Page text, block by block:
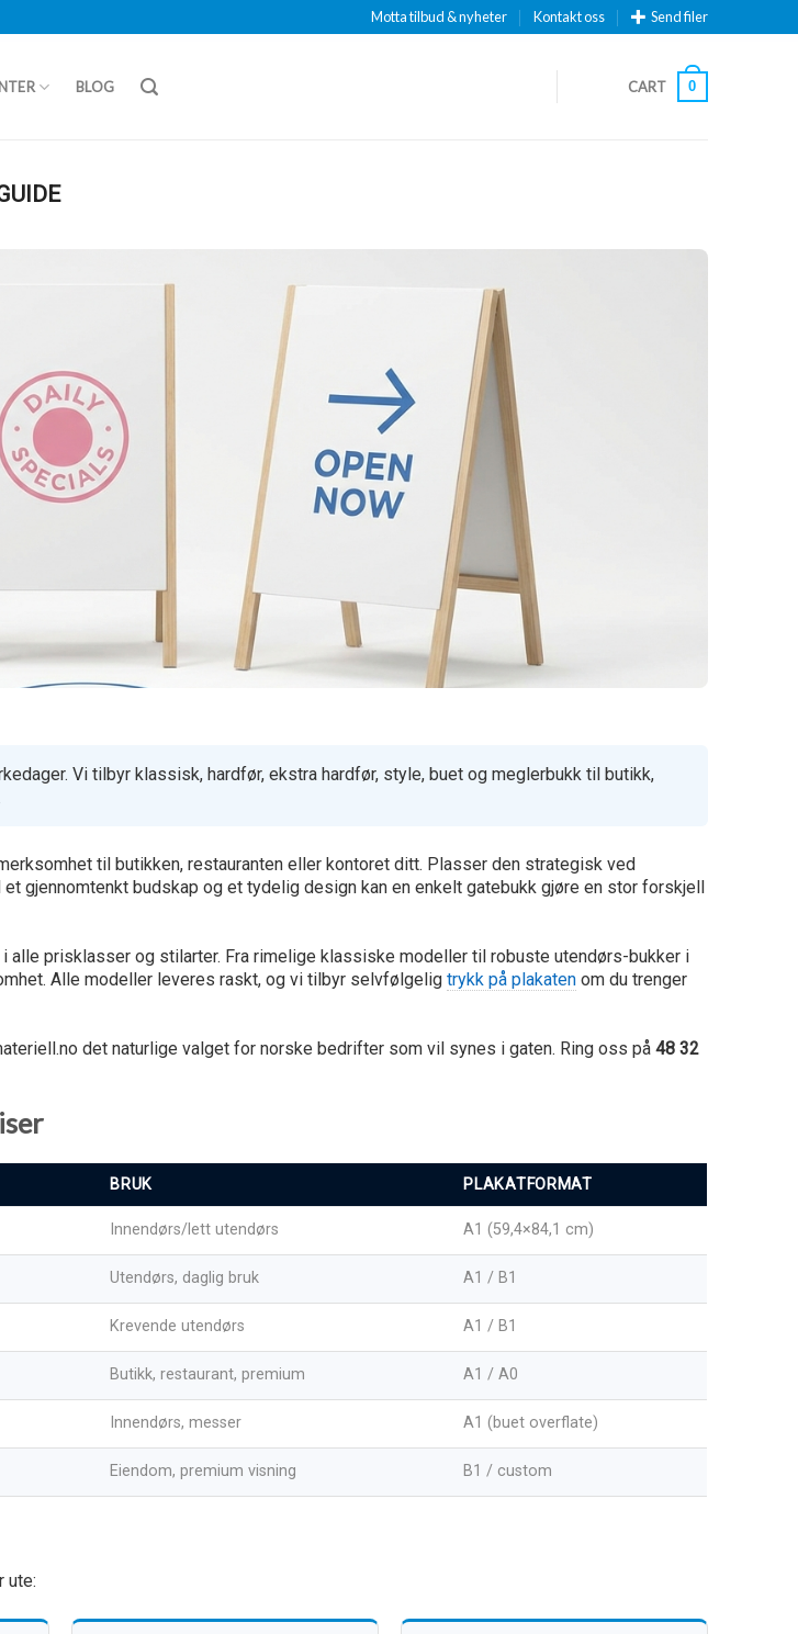
Motta tilbud & nyheter Kontakt oss Send filer
BLOG CART 0
Vi tilbyr klassisk, hardfør, ekstra hardfør, style, buet og meglerbukk til butikk,
til butikken, restauranten eller kontoret ditt. Plasser den strategisk ved
gjennomtenkt budskap og et tydelig design kan en enkelt gatebukk gjøre en stor forskjell
prisklasser og stilarter. Fra rimelige klassiske modeller til robuste utendørs-bukker i
Alle modeller leveres raskt, og vi tilbyr selvfølgeligtrykk på plakaten om du trenger
det naturlige valget for norske bedrifter som vil synes i gaten. Ring oss på48 32
BRUK PLAKATFORMAT
Innendørs/lett utendørs A1 (59,4×84,1 cm)
Utendørs, daglig bruk A1 / B1
Krevende utendørs A1 / B1
Butikk, restaurant, premium A1 / A0
Innendørs, messer A1 (buet overflate)
Eiendom, premium visning B1 / custom
ute: